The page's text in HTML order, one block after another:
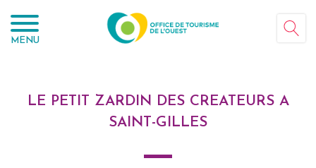
MENU
LE PETIT ZARDIN DES CREATEURS A
SAINT-GILLES